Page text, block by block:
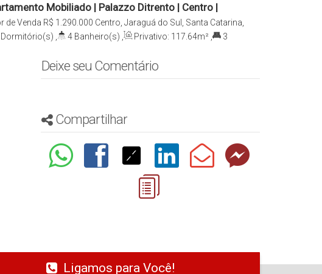
Mobiliado | Palazzo Ditrento | Centro |
do Sul
R$ 1.290.000
de Venda
Centro, Jaraguá do Sul, Santa Catarina,
Dormitório(s) 4 Banheiro(s) Privativo: 117 .64m²
3
Deixe seu Comentário
Compartilhar
Ligamos para Você!